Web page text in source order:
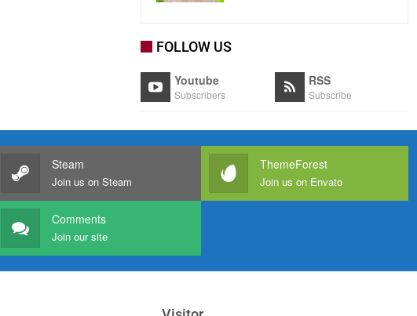
FOLLOW US
Youtube
Subscribers
RSS
Subscribe
Steam
Join us on Steam
ThemeForest
Join us on Envato
Comments
Join our site